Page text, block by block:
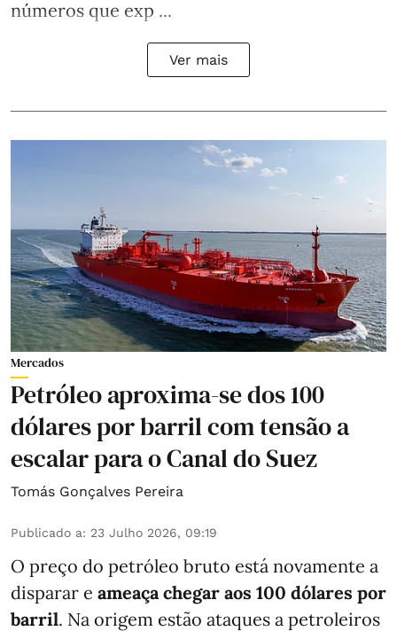
números que exp ...
Ver mais
Mercados
Petróleo aproxima-se dos 100
dólares por barril com tensão a
escalar para o Canal do Suez
Tomás Gonçalves Pereira
Publicado a: 23 Julho 2026, 09:19
O preço do petróleo bruto está novamente a
disparar e ameaça chegar aos 100 dólares por
barril. Na origem estão ataques a petroleiros